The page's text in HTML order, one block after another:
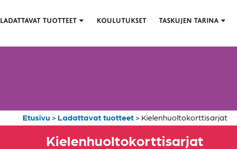
LADATTAVAT TUOTTEET KOULUTUKSET TASKUJEN TARINA
Etusivu> Ladattavat tuotteet> Kielenhuolto­korttisarjat
Kielenhuolto­korttisarjat